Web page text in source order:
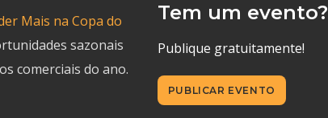
Mais na Copa do
sazonais
comerciais do ano.
Tem um evento?
Publique gratuitamente!
PUBLICAR EVENTO